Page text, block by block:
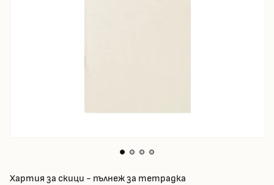
Хартия за скици - пълнеж за тетрадка